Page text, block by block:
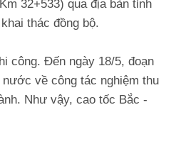
32+533) qua địa bàn tỉnh
thác đồng bộ.
công. Đến ngày 18/5, đoạn
về công tác nghiệm thu
Như vậy, cao tốc Bắc -